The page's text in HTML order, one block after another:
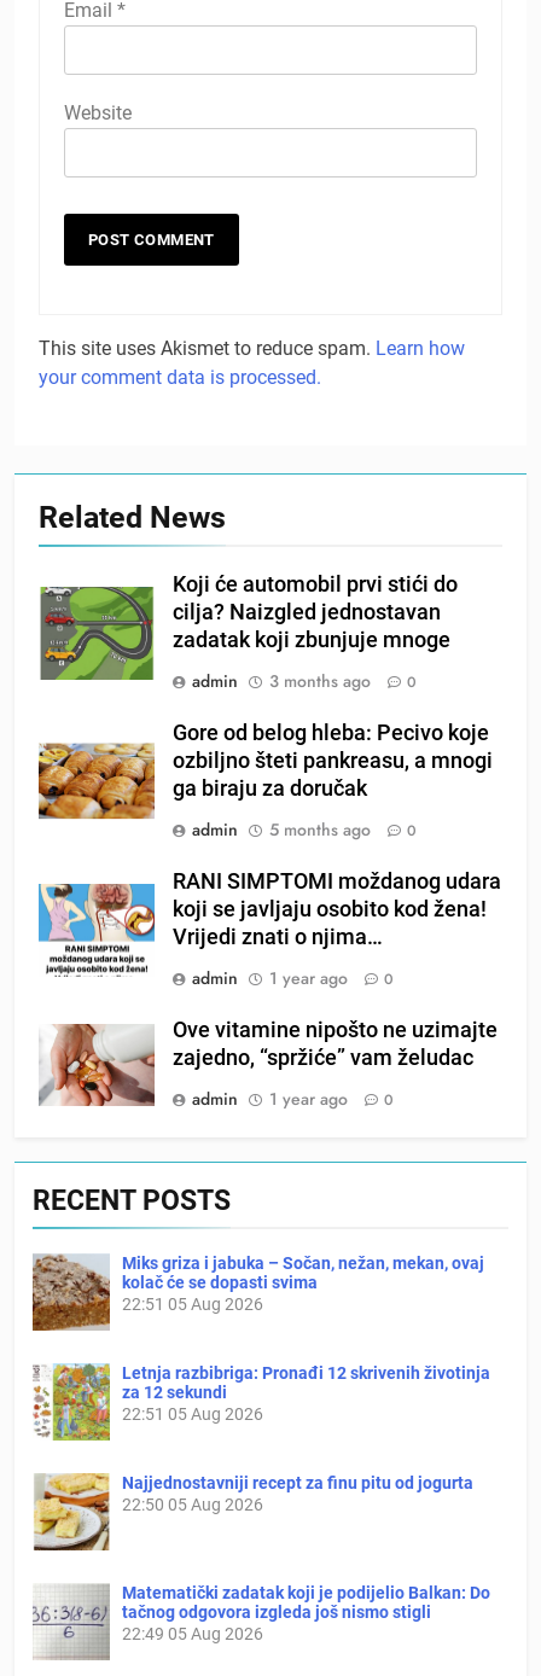
Email *
Website
This site uses Akismet to reduce spam. Learn how
your comment data is processed.
Related News
Koji će automobil prvi stići do
cilja? Naizgled jednostavan
zadatak koji zbunjuje mnoge
admin
3 months ago 0
Gore od belog hleba: Pecivo koje
ozbiljno šteti pankreasu, a mnogi
ga biraju za doručak
admin
5 months ago 0
RANI SIMPTOMI moždanog udara
koji se javljaju osobito kod žena!
Vrijedi znati o njima…
admin
1 year ago 0
Ove vitamine nipošto ne uzimajte
zajedno, “spržiće” vam želudac
admin
1 year ago 0
RECENT POSTS
Miks griza i jabuka – Sočan, nežan, mekan, ovaj
kolač će se dopasti svima
22:51 05 Aug 2026
Letnja razbibriga: Pronađi 12 skrivenih životinja
za 12 sekundi
22:51 05 Aug 2026
Najjednostavniji recept za finu pitu od jogurta
22:50 05 Aug 2026
Matematički zadatak koji je podijelio Balkan: Do
tačnog odgovora izgleda još nismo stigli
22:49 05 Aug 2026